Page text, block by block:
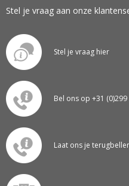
Stel je vraag aan onze
Stel je vraag hier
Bel ons op +31
Laat ons je